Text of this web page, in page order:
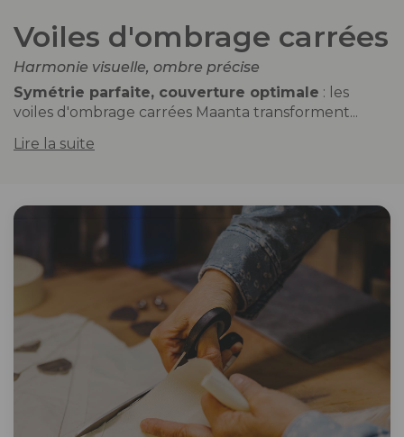
Voiles d'ombrage carrées
Harmonie visuelle, ombre précise
Symétrie parfaite, couverture optimale : les
voiles d'ombrage carrées Maanta transforment...
Lire la suite